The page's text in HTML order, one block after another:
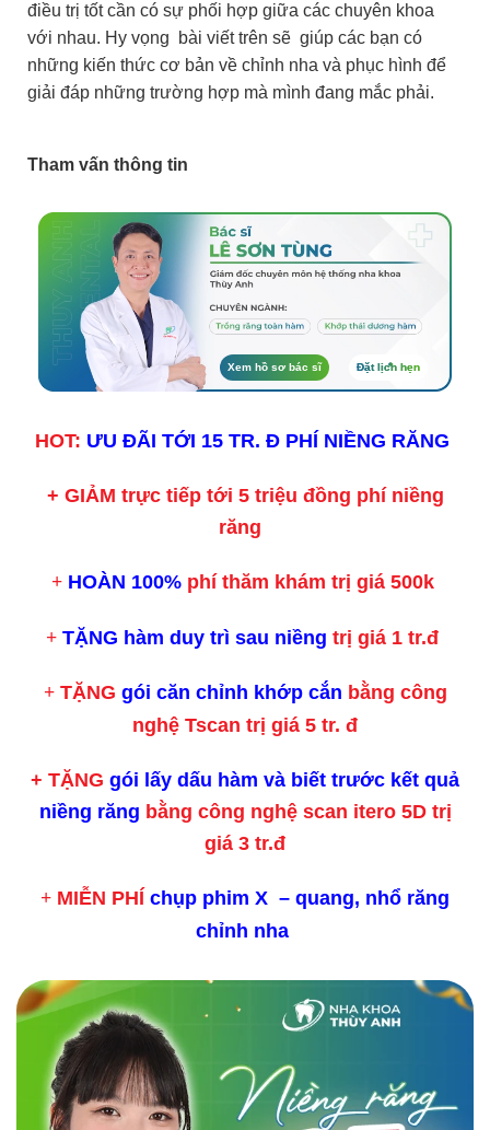
điều trị tốt cần có sự phối hợp giữa các chuyên khoa
với nhau. Hy vọng bài viết trên sẽ giúp các bạn có
những kiến thức cơ bản về chỉnh nha và phục hình để
giải đáp những trường hợp mà mình đang mắc phải.
Tham vấn thông tin
Xem hồ sơ bác sĩ Đặt lịch hẹn
HOT: ƯU ĐÃI TỚI 15 TR. Đ PHÍ NIỀNG RĂNG
+ GIẢM trực tiếp tới 5 triệu đồng phíniềng
răng
+HOÀN 100%phíthăm khám trị giá 500k
+ TẶNG hàm duy trì sau niềng trị giá 1 tr.đ
+TẶNG gói căn chỉnh khớp cắn bằng công
nghệ Tscan trị giá 5 tr. đ
+ TẶNG gói lấy dấu hàm và biết trước kết quả
niềng răng bằng công nghệ scan itero 5D trị
giá 3 tr.đ
+ MIỄN PHÍ chụp phim X – quang, nhổ răng
chỉnh nha